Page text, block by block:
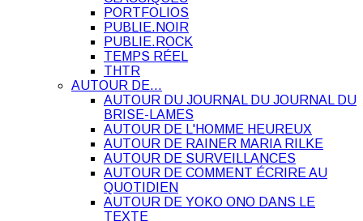
PORTFOLIOS
PUBLIE.NOIR
PUBLIE.ROCK
TEMPS RÉEL
THTR
AUTOUR DE…
AUTOUR DU JOURNAL DU JOURNAL DU
BRISE-LAMES
AUTOUR DE L'HOMME HEUREUX
AUTOUR DE RAINER MARIA RILKE
AUTOUR DE SURVEILLANCES
AUTOUR DE COMMENT ÉCRIRE AU
QUOTIDIEN
AUTOUR DE YOKO ONO DANS LE
TEXTE